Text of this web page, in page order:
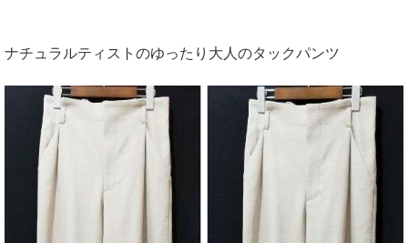
ナチュラルティストのゆったり大人のタックパンツ